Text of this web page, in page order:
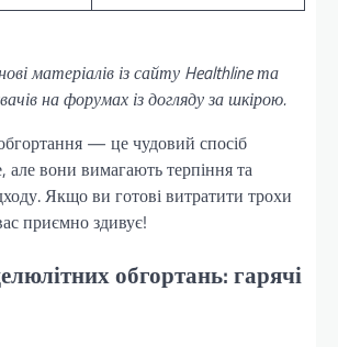
матеріалів із сайту Healthline та
на форумах із догляду за шкірою.
— це чудовий спосіб
але вони вимагають терпіння та
Якщо ви готові витратити трохи
приємно здивує!
обгортань: гарячі